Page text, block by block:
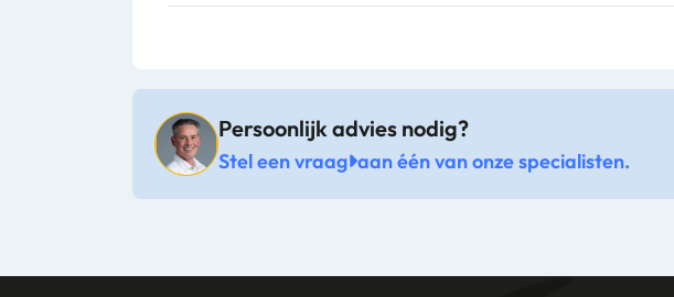
Persoonlijk advies nodig?
Stel een vraag aan één van onze specialisten.